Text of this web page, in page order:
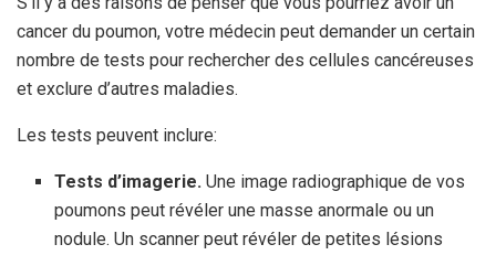
cancer du poumon, votre médecin peut demander un certain
nombre de tests pour rechercher des cellules cancéreuses
et exclure d’autres maladies.
Les tests peuvent inclure:
Tests d’imagerie. Une image radiographique de vos
poumons peut révéler une masse anormale ou un
nodule. Un scanner peut révéler de petites lésions